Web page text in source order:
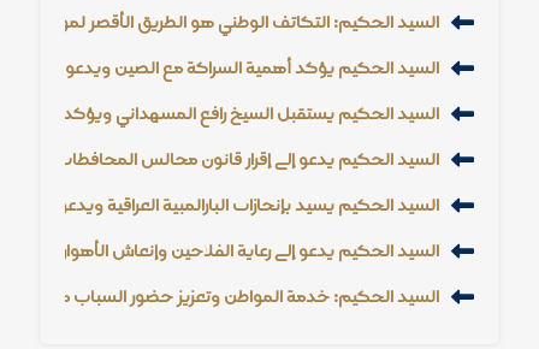
السيد الحكيم: التكاتف الوطني هو الطريق الأقصر لمواجهة
السيد الحكيم يؤكد أهمية الشراكة مع الصين ويدعو إلى
السيد الحكيم يستقبل الشيخ رافع المشهداني ويؤكد أهمية
السيد الحكيم يدعو إلى إقرار قانون مجالس المحافظات
السيد الحكيم يشيد بإنجازات البارالمبية العراقية ويدعو إلى
السيد الحكيم يدعو إلى رعاية الفلاحين وإنعاش الأهوار وتعزيز
السيد الحكيم: خدمة المواطن وتعزيز حضور الشباب من